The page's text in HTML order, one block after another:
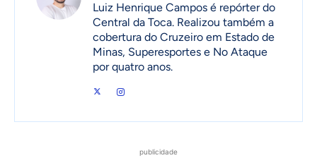
Luiz Henrique Campos é repórter do
Central da Toca. Realizou também a
cobertura do Cruzeiro em Estado de
Minas, Superesportes e No Ataque
por quatro anos.
publicidade